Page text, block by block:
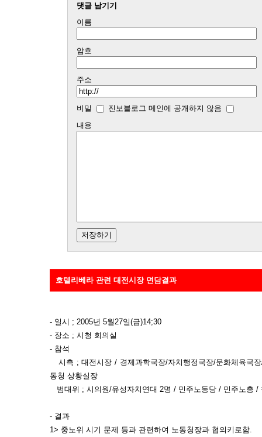
댓글 남기기
이름
암호
주소
비밀
진보블로그 메인에 공개하지 않음
내용
호텔리베라 관련 대전시장 면담결과
- 일시 ; 2005년 5월27일(금)14;30
- 장소 ; 시청 회의실
- 참석
시측 ; 대전시장 / 경제과학국장/자치행정국장/문화체육국
동청 상황실장
범대위 ; 시의원/유성자치연대 2명 / 민주노동당 / 민주노총 /
- 결과
1> 중노위 시기 문제 등과 관련하여 노동청장과 협의키로함.